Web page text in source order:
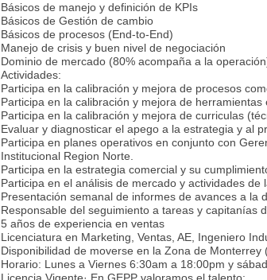
Básicos de manejo y definición de KPIs
Básicos de Gestión de cambio
Básicos de procesos (End-to-End)
Manejo de crisis y buen nivel de negociación
Dominio de mercado (80% acompaña a la
Actividades:
Participa en la calibración y mejora de procesos
Participa en la calibración y mejora de
Participa en la calibración y mejora de curriculas
Evaluar y diagnosticar el apego a la estrategia y al
Participa en planes operativos en conjunto con
Institucional Region Norte.
Participa en la estrategia comercial y su
Participa en el análisis de mercado y actividades de
Presentación semanal de informes de avances a la
Responsable del seguimiento a tareas y capitanías
5 años de experiencia en ventas
Licenciatura en Marketing, Ventas, AE, Ingeniero
Disponibilidad de moverse en la Zona de Monterrey
Horario: Lunes a Viernes 6:30am a 18:00pm y
Licencia Vigente· En GEPP valoramos el talento: